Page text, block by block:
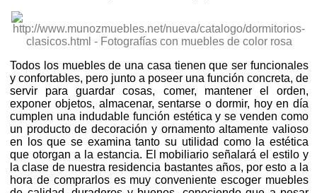
Todos los muebles de una casa tienen que ser funcionales
y confortables, pero junto a poseer una función concreta, de
servir para guardar cosas, comer, mantener el orden,
exponer objetos, almacenar, sentarse o dormir, hoy en día
cumplen una indudable función estética y se venden como
un producto de decoración y ornamento altamente valioso
en los que se examina tanto su utilidad como la estética
que otorgan a la estancia. El mobiliario señalará el estilo y
la clase de nuestra residencia bastantes años, por esto a la
hora de comprarlos es muy conveniente escoger muebles